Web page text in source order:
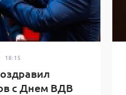
18:15
с Днем ВДВ